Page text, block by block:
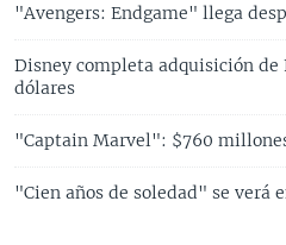
"Avengers: Endgame" llega
Disney completa adquisición de
dólares
"Captain Marvel": $760
"Cien años de soledad" se verá